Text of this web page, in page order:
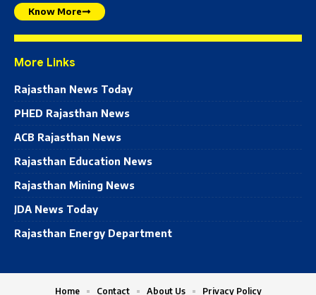
Know More
More Links
Rajasthan News Today
PHED Rajasthan News
ACB Rajasthan News
Rajasthan Education News
Rajasthan Mining News
JDA News Today
Rajasthan Energy Department
Home Contact About Us Privacy Policy